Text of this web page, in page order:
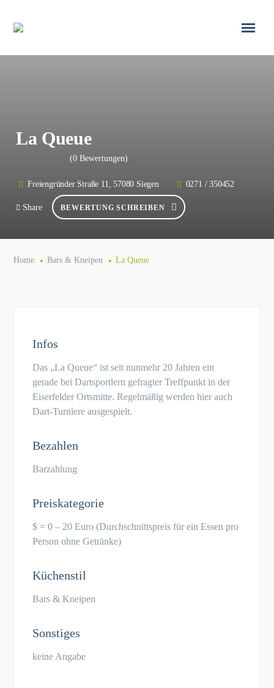
La Queue
(0 Bewertungen)
Freiengründer Straße 11, 57080 Siegen 0271 / 350452
Share BEWERTUNG SCHREIBEN
Home Bars & Kneipen La Queue
Infos
Das „La Queue“ ist seit nunmehr 20 Jahren ein
gerade bei Dartsportlern gefragter Treffpunkt in der
Eiserfelder Ortsmitte. Regelmäßig werden hier auch
Dart-Turniere ausgespielt.
Bezahlen
Barzahlung
Preiskategorie
$ = 0 – 20 Euro (Durchschnittspreis für ein Essen pro
Person ohne Getränke)
Küchenstil
Bars & Kneipen
Sonstiges
keine Angabe